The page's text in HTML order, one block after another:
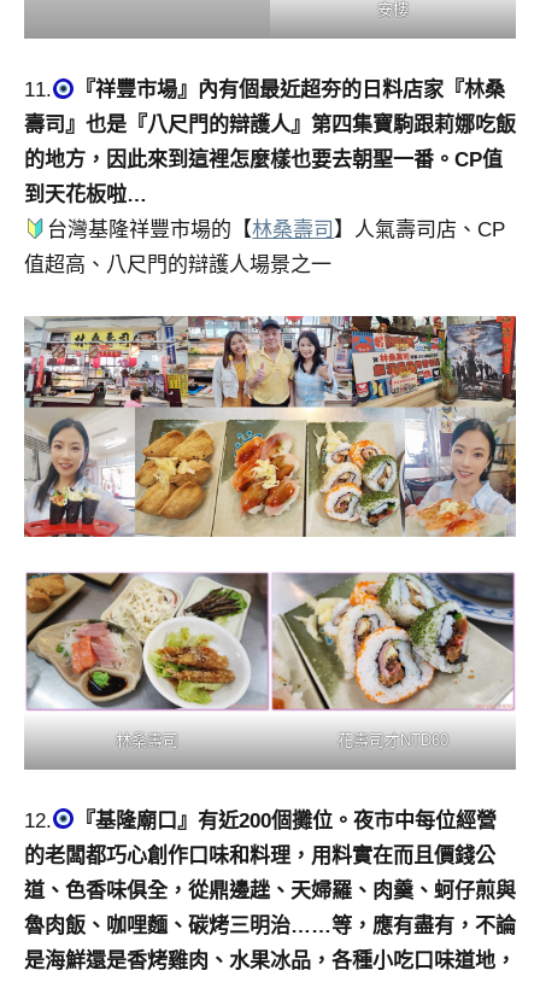
安樓
11.
『祥豐市場』內有個最近超夯的日料店家『林桑
壽司』也是『八尺門的辯護人』第四集寶駒跟莉娜吃飯
的地方，因此來到這裡怎麼樣也要去朝聖一番。CP值
到天花板啦…
台灣基隆祥豐市場的【林桑壽司 】人氣壽司店、CP
值超高、八尺門的辯護人場景之一
林桑壽司 花壽司才NTD60
12.
『基隆廟口』有近200個攤位。夜市中每位經營
的老闆都巧心創作口味和料理，用料實在而且價錢公
道、色香味俱全，從鼎邊趖、天婦羅、肉羹、蚵仔煎與
魯肉飯、咖哩麵、碳烤三明治……等，應有盡有，不論
是海鮮還是香烤雞肉、水果冰品，各種小吃口味道地，